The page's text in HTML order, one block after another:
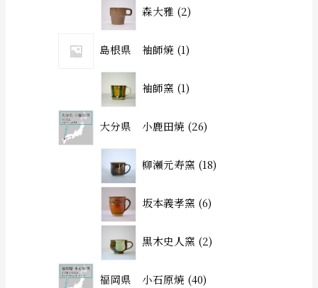
森大雅 2
島根県 袖師焼 1
袖師窯 1
大分県 小鹿田焼 26
柳瀬元寿窯 18
坂本義孝窯 6
黒木史人窯 2
福岡県 小石原焼 40